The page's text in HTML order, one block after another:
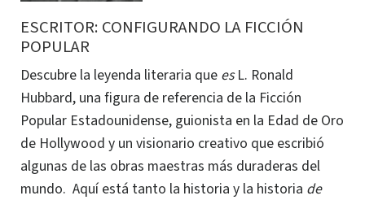
ESCRITOR: CONFIGURANDO LA FICCIÓN
POPULAR
Descubre la leyenda literaria que esL. Ronald
Hubbard, una figura de referencia de la Ficción
Popular Estadounidense, guionista en la Edad de Oro
de Hollywood y un visionario creativo que escribió
algunas de las obras maestras más duraderas del
mundo. Aquí está tanto la historia y la historia de